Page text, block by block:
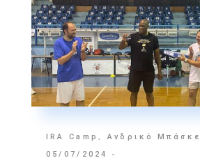
IRA Camp , Ανδρικό
05/07/2024